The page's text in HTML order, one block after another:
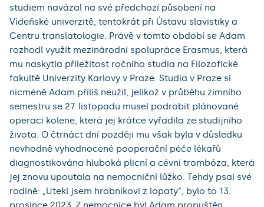
studiem navázal na své předchozí působení na
Vídeňské univerzitě, tentokrát při Ústavu slavistiky a
Centru translatologie. Právě v tomto období se Adam
rozhodl využít mezinárodní spolupráce Erasmus, která
mu naskytla příležitost ročního studia na Filozofické
fakultě Univerzity Karlovy v Praze. Studia v Praze si
nicméně Adam příliš neužil, jelikož v průběhu zimního
semestru se 27. listopadu musel podrobit plánované
operaci kolene, která jej krátce vyřadila ze studijního
života. O čtrnáct dní později mu však byla v důsledku
nevhodně vyhodnocené pooperační péče lékařů
diagnostikována hluboká plicní a cévní trombóza, která
jej znovu upoutala na nemocniční lůžko. Tehdy psal své
rodině: „Utekl jsem hrobníkovi z lopaty“, bylo to 13.